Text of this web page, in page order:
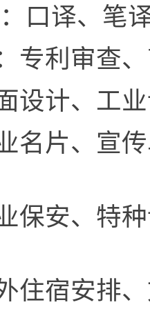
口译、笔
专利审查
设计、工
名片、宣
保安、特
住宿安排